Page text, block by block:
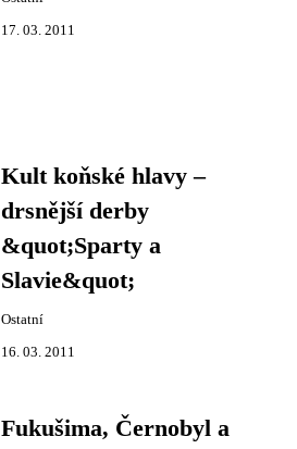
17. 03. 2011
Kult koňské hlavy –
drsnější derby
&quot;Sparty a
Slavie&quot;
Ostatní
16. 03. 2011
Fukušima, Černobyl a